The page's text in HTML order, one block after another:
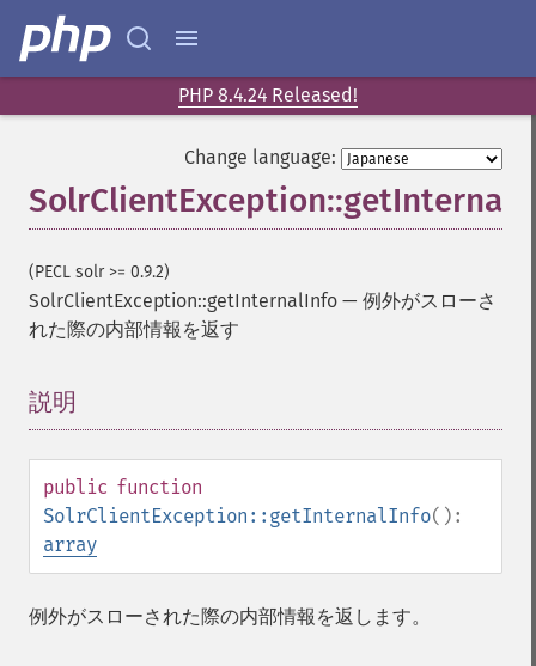
PHP 8.4.24 Released!
Change language:
(PECL solr >= 0.9.2)
SolrClientException::getInternalInfo — 例外がスローさ
れた際の内部情報を返す
説明
public function
SolrClientException::getInternalInfo():
array
例外がスローされた際の内部情報を返します。